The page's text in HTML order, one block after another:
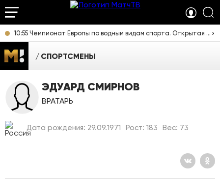
10:55 Чемпионат Европы по водным видам спорта. Открытая вода. Смешанная эстафета. Прямая трансляция из Франции
СПОРТСМЕНЫ
ЭДУАРД СМИРНОВ
ВРАТАРЬ
Дата рождения: 29.09.1971 Рост: 183 Вес: 73